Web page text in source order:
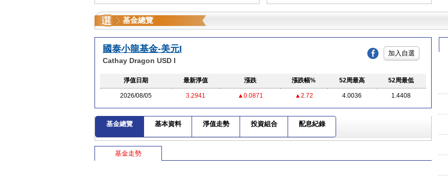
基金總覽
國泰小龍基金-美元I
Cathay Dragon USD I
加入自選
淨值日期 最新淨值 漲跌 漲跌幅% 52周最高 52周最低
2026/08/05 3.2941 ▲0.0871 ▲2.72 4.0036 1.4408
基金總覽 基本資料 淨值走勢 投資組合 配息紀錄
基金走勢